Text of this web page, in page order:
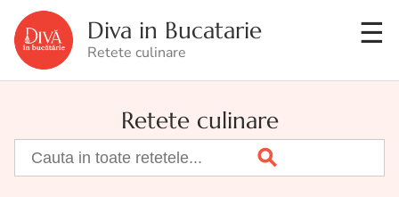
Diva in Bucatarie
Retete culinare
Retete culinare